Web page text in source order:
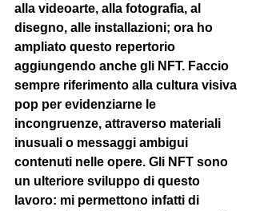
alla videoarte, alla fotografia, al
disegno, alle installazioni; ora ho
ampliato questo repertorio
aggiungendo anche gli NFT. Faccio
sempre riferimento alla cultura visiva
pop per evidenziarne le
incongruenze, attraverso materiali
inusuali o messaggi ambigui
contenuti nelle opere. Gli NFT sono
un ulteriore sviluppo di questo
lavoro: mi permettono infatti di